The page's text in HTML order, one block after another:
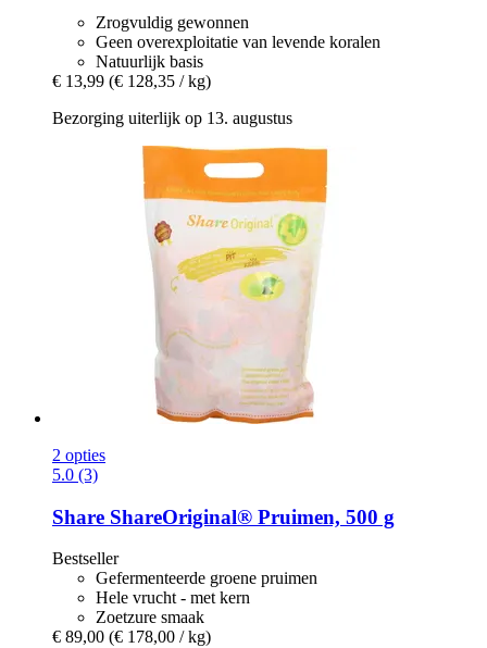
Zrogvuldig gewonnen
Geen overexploitatie van levende koralen
Natuurlijk basis
€ 13,99 (€ 128,35 / kg)
Bezorging uiterlijk op 13. augustus
2 opties
5.0 (3)
Share ShareOriginal® Pruimen, 500 g
Bestseller
Gefermenteerde groene pruimen
Hele vrucht - met kern
Zoetzure smaak
€ 89,00 (€ 178,00 / kg)